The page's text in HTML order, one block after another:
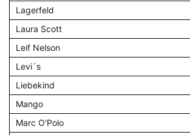
Lagerfeld
Laura Scott
Leif Nelson
Levi´s
Liebekind
Mango
Marc O'Polo